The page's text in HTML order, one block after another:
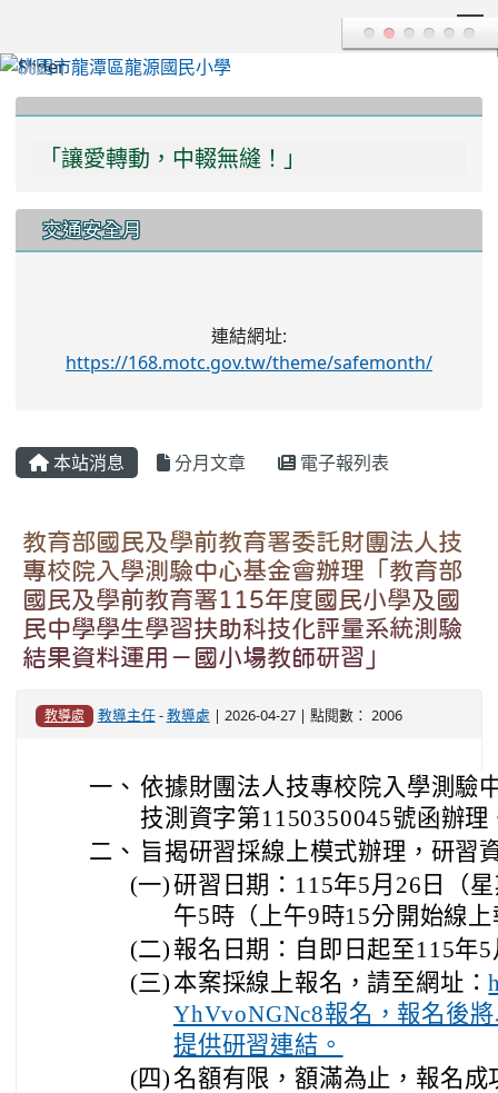
「讓愛轉動，中輟無縫！」
交通安全月
連結網址:
https://168.motc.gov.tw/theme/safemonth/
本站消息 分月文章 電子報列表
教育部國民及學前教育署委託財團法人技
專校院入學測驗中心基金會辦理「教育部
國民及學前教育署115年度國民小學及國
民中學學生學習扶助科技化評量系統測驗
結果資料運用－國小場教師研習」
教導處 教導主任-教導處 | 2026-04-27 | 點閱數： 2006
一、 依據財團法人技專校院入學測驗
技測資字第1150350045號函辦理
二、 旨揭研習採線上模式辦理，研習
(一)研習日期：115年5月26日（
午5時（上午9時15分開始線
(二) 報名日期：自即日起至115年
(三) 本案採線上報名，請至網址：
YhVvoNGNc8報名，報名後
提供研習連結。
(四) 名額有限，額滿為止，報名